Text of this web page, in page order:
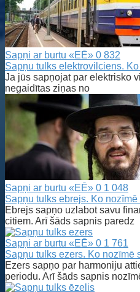
Sapņi ar burtu «EĒ» 0 832
Sapņu tulks elektrovilciens.
Ja jūs sapņojat par elektrisko
negaidītas ziņas no
Sapņi ar burtu «EĒ» 0 1 048
Sapņu tulks ebrejs. Ko
Ebrejs sapņo uzlabot savu
citiem. Arī šāds sapnis paredz
Sapņi ar burtu «EĒ» 0 1 761
Sapņu tulks ezers. Ko nozīmē
Ezers sapņo par harmoniju
periodu. Arī šāds sapnis